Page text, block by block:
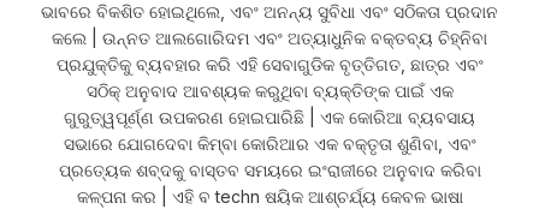
ଭାବରେ ବିକଶିତ ହୋଇଥିଲେ, ଏବଂ ଅନନ୍ୟ ସୁବିଧା ଏବଂ ସଠିକତା ପ୍ରଦାନ
କଲେ | ଉନ୍ନତ ଆଲଗୋରିଦମ ଏବଂ ଅତ୍ୟାଧୁନିକ ବକ୍ତବ୍ୟ ଚିହ୍ନିବା
ପ୍ରଯୁକ୍ତିକୁ ବ୍ୟବହାର କରି ଏହି ସେବାଗୁଡିକ ବୃତ୍ତିଗତ, ଛାତ୍ର ଏବଂ
ସଠିକ୍ ଅନୁବାଦ ଆବଶ୍ୟକ କରୁଥିବା ବ୍ୟକ୍ତିଙ୍କ ପାଇଁ ଏକ
ଗୁରୁତ୍ୱପୂର୍ଣ୍ଣ ଉପକରଣ ହୋଇପାରିଛି | ଏକ କୋରିଆ ବ୍ୟବସାୟ
ସଭାରେ ଯୋଗଦେବା କିମ୍ବା କୋରିଆର ଏକ ବକ୍ତୃତା ଶୁଣିବା, ଏବଂ
ପ୍ରତ୍ୟେକ ଶବ୍ଦକୁ ବାସ୍ତବ ସମୟରେ ଇଂରାଜୀରେ ଅନୁବାଦ କରିବା
କଳ୍ପନା କର | ଏହି ବ techn ଷୟିକ ଆଶ୍ଚର୍ଯ୍ୟ କେବଳ ଭାଷା